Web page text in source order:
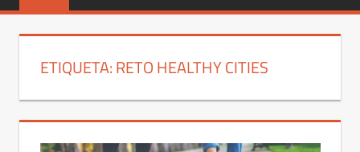
ETIQUETA:RETO HEALTHY CITIES